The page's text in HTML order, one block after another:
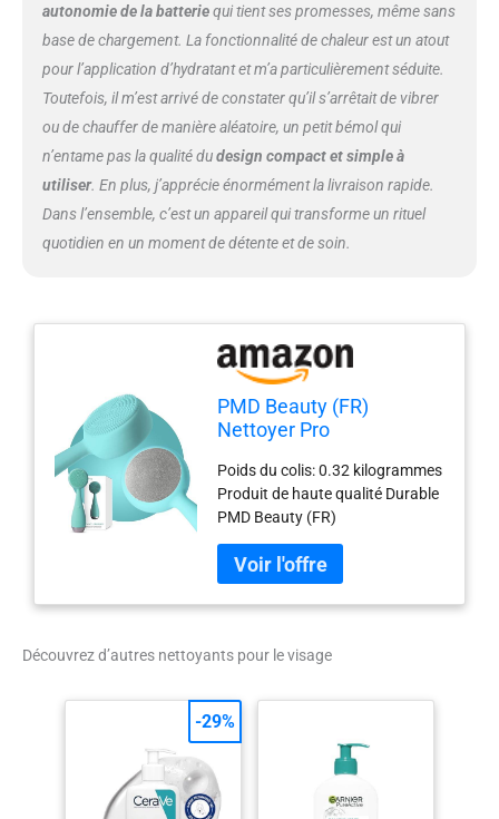
autonomie de la batteriequi tient ses promesses, même sans
base de chargement. La fonctionnalité de chaleur est un atout
pour l’application d’hydratant et m’a particulièrement séduite.
Toutefois, il m’est arrivé de constater qu’il s’arrêtait de vibrer
ou de chauffer de manière aléatoire, un petit bémol qui
n’entame pas la qualité dudesign compact et simple à
utiliser. En plus, j’apprécie énormément la livraison rapide.
Dans l’ensemble, c’est un appareil qui transforme un rituel
quotidien en un moment de détente et de soin.
PMD Beauty (FR)
Nettoyer Pro
Poids du colis: 0.32 kilogrammes
Produit de haute qualité Durable
PMD Beauty (FR)
Découvrez d’autres nettoyants pour le visage
-29%